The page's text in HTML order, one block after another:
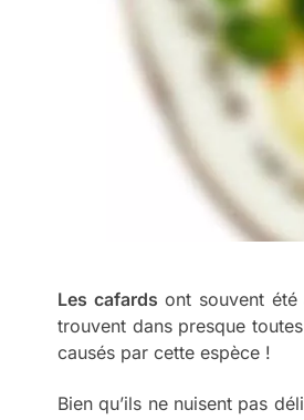
Les cafards ont souvent
trouvent dans presque
causés par cette espèce !
Bien qu’ils ne nuisent pas